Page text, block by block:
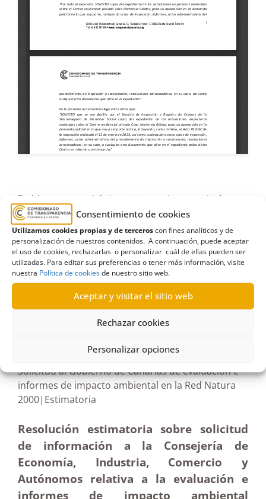
Consentimiento de cookies
Utilizamos cookies propias y de terceroscon fines analíticos y de
personalización de nuestros contenidos. A continuación, puede aceptar
el uso de cookies, rechazarlas o personalizar cuál de ellas pueden ser
utilizadas. Para editar sus preferencias o tener más información, visite
nuestra Política de cookiesde nuestro sitio web.
Aceptar y visitar el sitio web
Rechazar cookies
Personalizar opciones
bienestar social Casa Hortensia consejería
estimatoria formal,expediente ,familias
igualdad,infancia,inspecciones,juventud,
Terminación
Solicitud al Gobierno de Canarias de evaluación e
informes de impacto ambiental en la Red Natura
2000|Estimatoria
Resolución estimatoria sobre solicitud
de información a la Consejería de
Economía, Industria, Comercio y
Autónomos relativa a la evaluación e
informes de impacto ambiental